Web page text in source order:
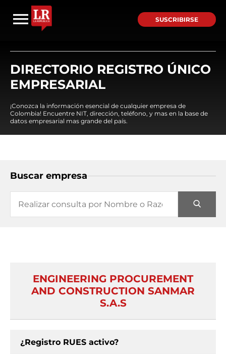
SUSCRIBIRSE
DIRECTORIO REGISTRO ÚNICO
EMPRESARIAL
¡Conozca la información esencial de cualquier empresa de
Colombia! Encuentre NIT, dirección, teléfono, y mas en la base de
datos empresarial mas grande del país.
Buscar empresa
ENGINEERING PROCUREMENT
AND CONSTRUCTION SANMAR
S.A.S
¿Registro RUES activo?